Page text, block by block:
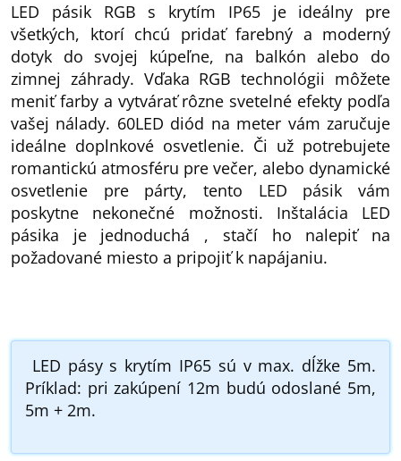
LED pásik RGB s krytím IP65 je ideálny pre
všetkých, ktorí chcú pridať farebný a moderný
dotyk do svojej kúpeľne, na balkón alebo do
zimnej záhrady. Vďaka RGB technológii môžete
meniť farby a vytvárať rôzne svetelné efekty podľa
vašej nálady. 60LED diód na meter vám zaručuje
ideálne doplnkové osvetlenie. Či už potrebujete
romantickú atmosféru pre večer, alebo dynamické
osvetlenie pre párty, tento LED pásik vám
poskytne nekonečné možnosti. Inštalácia LED
pásika je jednoduchá , stačí ho nalepiť na
požadované miesto a pripojiť k napájaniu.
LED pásy s krytím IP65 sú v max. dĺžke 5m.
Príklad: pri zakúpení 12m budú odoslané 5m,
5m + 2m.